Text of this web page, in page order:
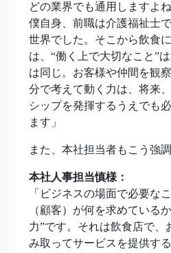
どの業界でも通用しますよね
僕自身、前職は介護福祉士
世界でした。そこから飲食
は、“働く上で大切なこと”
は同じ。お客様や仲間を観
分で考えて動く力は、将来
シップを発揮するうえでも
ます」
また、本社担当者もこう強調
本社人事担当慎様：
「ビジネスの場面で必要な
（顧客）が何を求めている
力”です。それは飲食店で、
み取ってサービスを提供す